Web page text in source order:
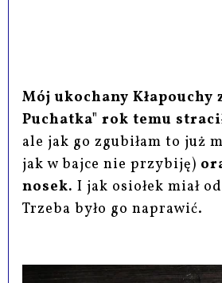
Mój ukochany Kłapouchy
Puchatka" rok temu
ale jak go zgubiłam to już
jak w bajce nie przybiję)
nosek. I jak osiołek miał
Trzeba było go naprawić.